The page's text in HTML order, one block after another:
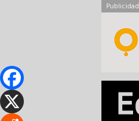
Publicidad